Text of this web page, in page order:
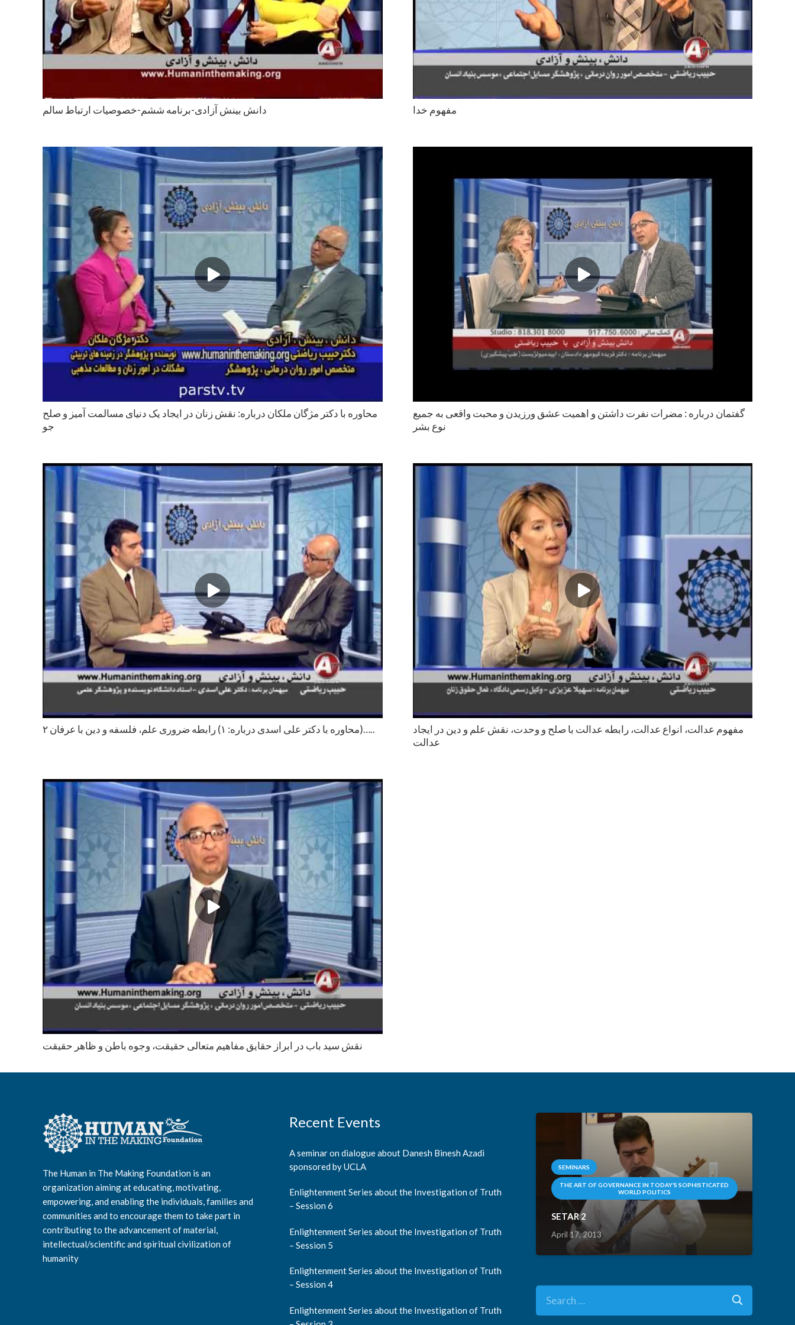
دانش بینش آزادی-برنامه ششم-خصوصیات ارتباط سالم مفهوم خدا
محاوره با دكتر مژگان ملكان درباره: نقش زنان در ايجاد یک دنياى مسالمت آمیز و صلح
جو
گفتمان درباره : مضرات نفرت داشتن و اهميت عشق ورزيدن و محبت واقعى به جميع
نوع بشر
محاوره با دكتر على اسدى درباره: ١) رابطه ضرورى علم، فلسفه و دين با عرفان ٢)…..
مفهوم عدالت، انواع عدالت، رابطه عدالت با صلح و وحدت، نقش علم و دين در ايجاد
عدالت
نقش سيد باب در ابراز حقايق مفاهيم متعالى حقيقت، وجوه باطن و ظاهر حقيقت
The Human in The Making Foundation is an
organization aiming at educating, motivating,
empowering, and enabling the individuals, families and
communities and to encourage them to take part in
contributing to the advancement of material,
intellectual/scientific and spiritual civilization of
humanity
Recent Events
A seminar on dialogue about Danesh Binesh Azadi
sponsored by UCLA
Enlightenment Series about the Investigation of Truth
– Session 6
Enlightenment Series about the Investigation of Truth
– Session 5
Enlightenment Series about the Investigation of Truth
– Session 4
Enlightenment Series about the Investigation of Truth
SEMINARS
THE ART OF GOVERNANCE IN TODAY’S SOPHISTICATED
WORLD POLITICS
SETAR 2
April 17, 2013
for: